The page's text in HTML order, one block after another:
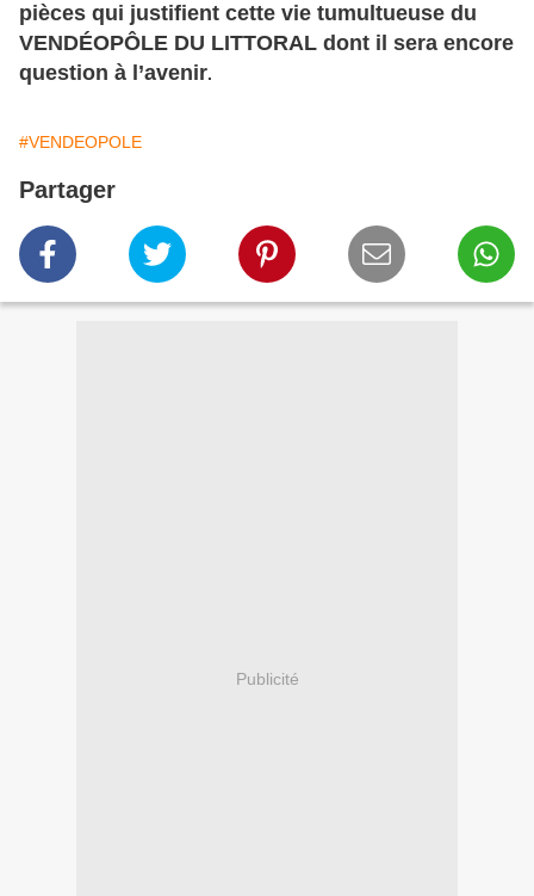
pièces qui justifient cette vie tumultueuse du
VENDÉOPÔLE DU LITTORAL dont il sera encore
question à l’avenir.
#VENDEOPOLE
Partager
Publicité